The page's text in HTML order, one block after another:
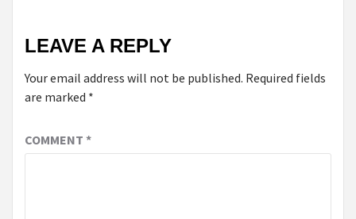
LEAVE A REPLY
Your email address will not be published. Required fields
are marked *
COMMENT *